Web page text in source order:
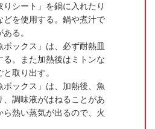
りシート」を鍋に入れたり
どを使用する。鍋や煮汁で
る。
ボックス」は、必ず耐熱皿
る。また加熱後はミトンな
取り出す。
ボックス」は、加熱後、魚
、調味液がはねることがあ
ら熱い蒸気が出るので、火